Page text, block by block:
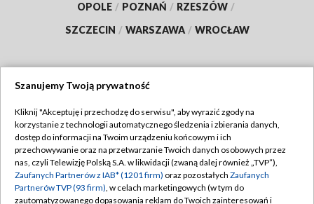
OPOLE / POZNAŃ / RZESZÓW /
SZCZECIN / WARSZAWA / WROCŁAW
TVP
Abonament TVP
Emisja w TVP
Centrum informacji TVP
Regulamin TVP
Polityka prywatności
Moje zgody
Szanujemy Twoją prywatność
Kliknij "Akceptuję i przechodzę do serwisu", aby wyrazić zgody na
korzystanie z technologii automatycznego śledzenia i zbierania danych,
dostęp do informacji na Twoim urządzeniu końcowym i ich
przechowywanie oraz na przetwarzanie Twoich danych osobowych przez
nas, czyli Telewizję Polską S.A. w likwidacji (zwaną dalej również „TVP”),
Zaufanych Partnerów z IAB* (1201 firm) oraz pozostałych Zaufanych
Partnerów TVP (93 firm), w celach marketingowych (w tym do
zautomatyzowanego dopasowania reklam do Twoich zainteresowań i